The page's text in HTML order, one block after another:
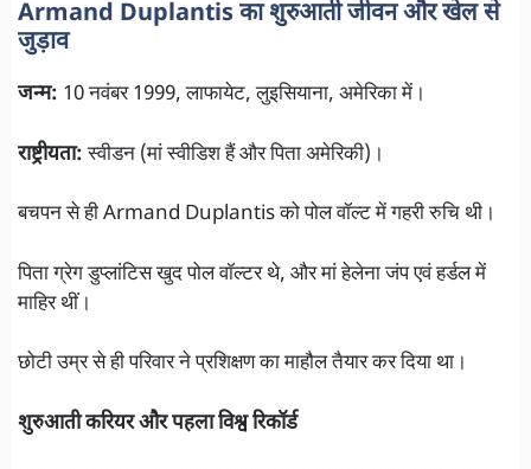
Armand Duplantis का शुरुआती जीवन और खेल से
जुड़ाव
जन्म: 10 नवंबर 1999, लाफायेट, लुइसियाना, अमेरिका में।
राष्ट्रीयता:स्वीडन (मां स्वीडिश हैं और पिता अमेरिकी)।
बचपन से ही Armand Duplantis को पोल वॉल्ट में गहरी रुचि थी।
पिता ग्रेग डुप्लांटिस खुद पोल वॉल्टर थे, और मां हेलेना जंप एवं हर्डल में
माहिर थीं।
छोटी उम्र से ही परिवार ने प्रशिक्षण का माहौल तैयार कर दिया था।
शुरुआती करियर और पहला विश्व रिकॉर्ड